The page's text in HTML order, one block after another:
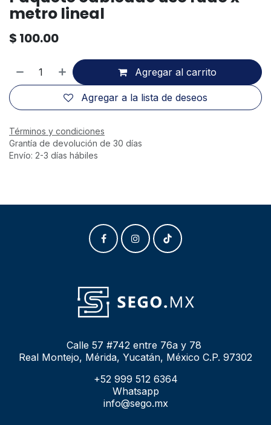
metro lineal
$ 100.00
Agregar al carrito
Agregar a la lista de deseos
Términos y condiciones
Grantía de devolución de 30 días
Envío: 2-3 días hábiles
Calle 57 #742 entre 76a y 78
Real Montejo, Mérida, Yucatán, México C.P. 97302
+52 999 512 6364
Whatsapp
info@sego.mx